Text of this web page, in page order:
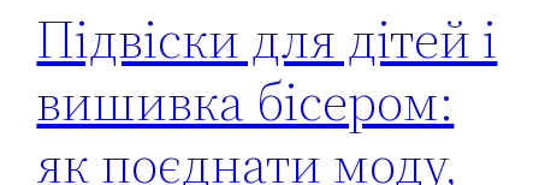
Підвіски для дітей і
вишивка бісером:
як поєднати моду,